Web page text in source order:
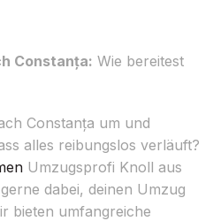
Constanța: Wie bereitest
Constanța um und
alles reibungslos verläuft?
Umzugsprofi Knoll aus
dabei, deinen Umzug
bieten umfangreiche